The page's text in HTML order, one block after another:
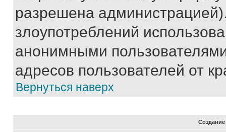
разрешена
злоупотреблений
анонимными
адресов пользователей от
Вернуться наверх